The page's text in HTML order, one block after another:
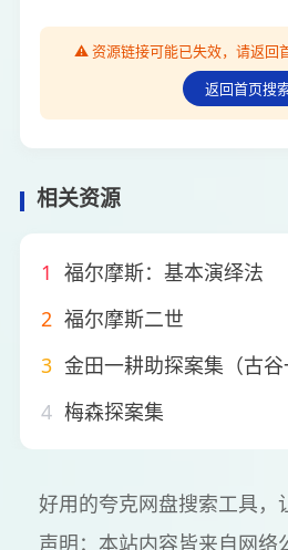
⚠️ 资源链接可能已失效，请返回
返回首页搜
相关资源
1 福尔摩斯：基本演绎法
2 福尔摩斯二世
3 金田一耕助探案集（古谷
4 梅森探案集
好用的夸克网盘搜索工具，
声明：本站内容皆来自网络